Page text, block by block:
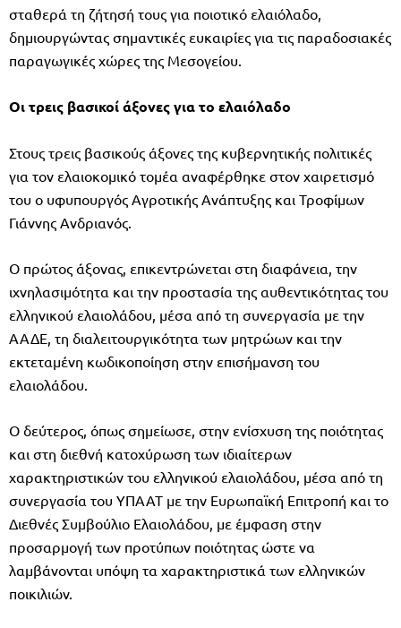
σταθερά τη ζήτησή τους για ποιοτικό ελαιόλαδο,
δημιουργώντας σημαντικές ευκαιρίες για τις παραδοσιακές
παραγωγικές χώρες της Μεσογείου.
Οι τρεις βασικοί άξονες για το ελαιόλαδο
Στους τρεις βασικούς άξονες της κυβερνητικής πολιτικές
για τον ελαιοκομικό τομέα αναφέρθηκε στον χαιρετισμό
του ο υφυπουργός Αγροτικής Ανάπτυξης και Τροφίμων
Γιάννης Ανδριανός.
Ο πρώτος άξονας, επικεντρώνεται στη διαφάνεια, την
ιχνηλασιμότητα και την προστασία της αυθεντικότητας του
ελληνικού ελαιολάδου, μέσα από τη συνεργασία με την
ΑΑΔΕ, τη διαλειτουργικότητα των μητρώων και την
εκτεταμένη κωδικοποίηση στην επισήμανση του
ελαιολάδου.
Ο δεύτερος, όπως σημείωσε, στην ενίσχυση της ποιότητας
και στη διεθνή κατοχύρωση των ιδιαίτερων
χαρακτηριστικών του ελληνικού ελαιολάδου, μέσα από τη
συνεργασία του ΥΠΑΑΤ με την Ευρωπαϊκή Επιτροπή και το
Διεθνές Συμβούλιο Ελαιολάδου, με έμφαση στην
προσαρμογή των προτύπων ποιότητας ώστε να
λαμβάνονται υπόψη τα χαρακτηριστικά των ελληνικών
ποικιλιών.